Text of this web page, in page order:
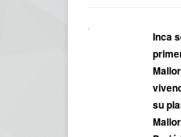
Inca
su